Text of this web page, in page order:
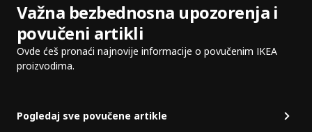
Važna bezbednosna upozorenja i
povučeni artikli
Ovde ćeš pronaći najnovije informacije o povučenim IKEA
proizvodima.
Pogledaj sve povučene artikle